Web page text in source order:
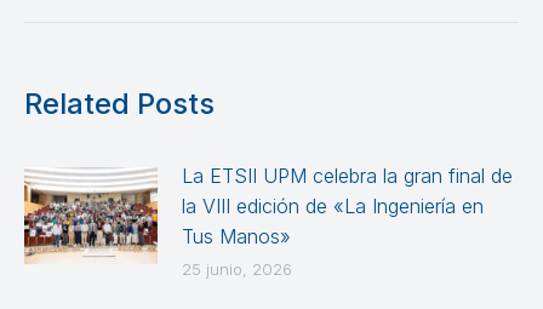
Related Posts
La ETSII UPM celebra la gran final de
la VIII edición de «La Ingeniería en
Tus Manos»
25 junio, 2026